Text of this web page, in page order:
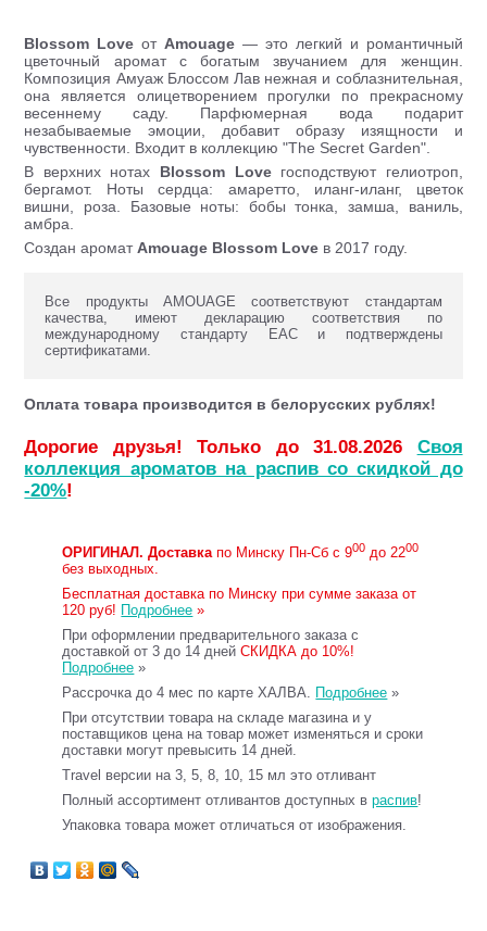
Blossom Love от Amouage — это легкий и романтичный
цветочный аромат с богатым звучанием для женщин.
Композиция Амуаж Блоссом Лав нежная и соблазнительная,
она является олицетворением прогулки по прекрасному
весеннему саду. Парфюмерная вода подарит
незабываемые эмоции, добавит образу изящности и
чувственности. Входит в коллекцию "The Secret Garden".
В верхних нотах Blossom Loveгосподствуют гелиотроп,
бергамот. Ноты сердца: амаретто, иланг-иланг, цветок
вишни, роза. Базовые ноты: бобы тонка, замша, ваниль,
амбра.
Создан аромат Amouage Blossom Love в 2017 году.
Все продукты AMOUAGE соответствуют стандартам
качества, имеют декларацию соответствия по
международному стандарту ЕАС и подтверждены
сертификатами.
Оплата товара производится в белорусских рублях!
Дорогие друзья! Только до 31.08.2026 Своя
коллекция ароматов на распив со скидкой до
-20%!
ОРИГИНАЛ. Доставкапо Минску Пн-Сб с 900 до 2200
без выходных.
Бесплатная доставка по Минску при сумме заказа от
120 руб! Подробнее »
При оформлении предварительного заказа с
доставкой от 3 до 14 днейСКИДКА до 10%!
Подробнее »
Рассрочка до 4 мес по карте ХАЛВА. Подробнее »
При отсутствии товара на складе магазина и у
поставщиков цена на товар может изменяться и сроки
доставки могут превысить 14 дней.
Travel версии на 3, 5, 8, 10, 15 мл это отливант
Полный ассортимент отливантов доступных враспив!
Упаковка товара может отличаться от изображения.